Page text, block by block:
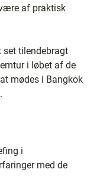
af praktisk
set tilendebragt
i løbet af de
mødes i Bangkok
i
med de